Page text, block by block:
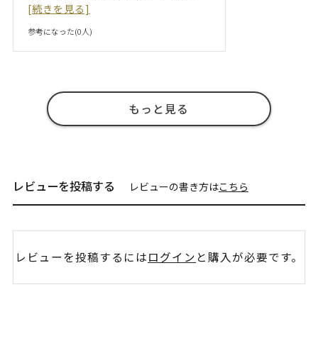
[続きを見る]
参考になった(0人)
もっと見る
レビューを投稿する レビューの書き方はこちら
レビューを投稿するにはログイン と購入が必要です。